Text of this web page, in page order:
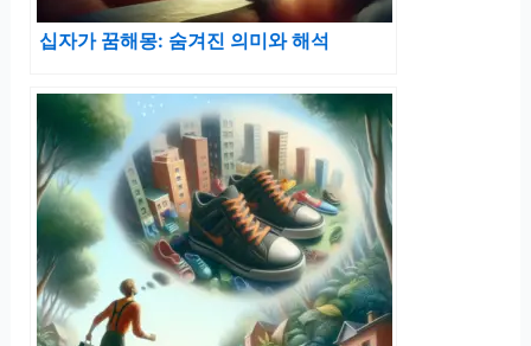
십자가 꿈해몽: 숨겨진 의미와 해석